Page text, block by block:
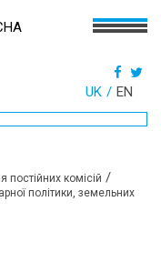
UK EN
постійних комісій /
політики, земельних